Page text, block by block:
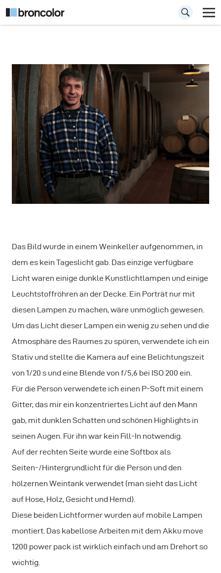
Wie man ein
Umgebungsporträt
aufnimmt
Das Bild wurde in einem Weinkeller aufgenommen, in
dem es kein Tageslicht gab. Das einzige verfügbare
Licht waren einige dunkle Kunstlichtlampen und einige
Leuchtstoffröhren an der Decke. Ein Porträt nur mit
diesen Lampen zu machen, wäre unmöglich gewesen.
Um das Licht dieser Lampen ein wenig zu sehen und die
Atmosphäre des Raumes zu spüren, verwendete ich ein
Stativ und stellte die Kamera auf eine Belichtungszeit
von 1/20 s und eine Blende von f/5,6 bei ISO 200 ein.
Für die Person verwendete ich einen P-Soft mit einem
Gitter, das mir ein konzentriertes Licht auf den Mann
gab, mit dunklen Schatten und schönen Highlights in
seinen Augen. Für ihn war kein Fill-In notwendig.
Auf der rechten Seite wurde eine Softbox als
Seiten-/Hintergrundlicht für die Person und den
hölzernen Weintank verwendet (man sieht das Licht
auf Hose, Holz, Gesicht und Hemd).
Diese beiden Lichtformer wurden auf mobile Lampen
montiert. Das kabellose Arbeiten mit dem Akku move
1200 power pack ist wirklich einfach und am Drehort so
wichtig.